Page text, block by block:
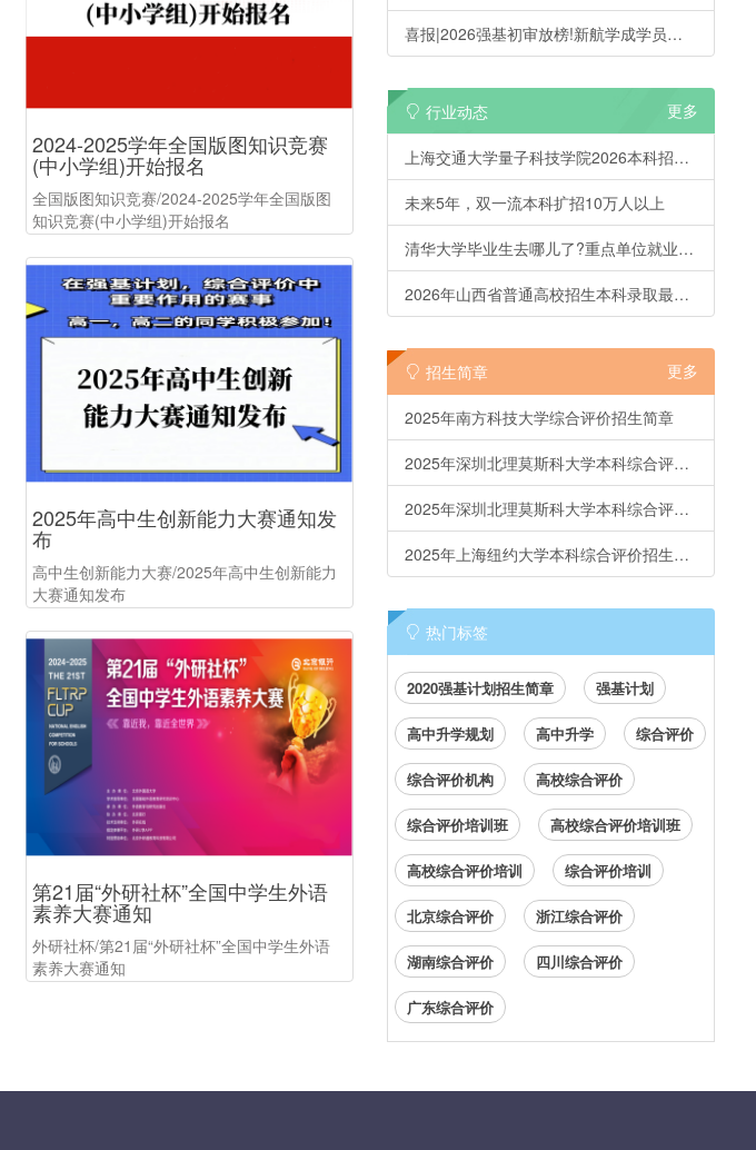
2024-2025学年全国版图知识竞赛
(中小学组)开始报名
全国版图知识竞赛/2024-2025学年全国版图
知识竞赛(中小学组)开始报名
2025年高中生创新能力大赛通知发
布
高中生创新能力大赛/2025年高中生创新能力
大赛通知发布
第21届“外研社杯”全国中学生外语
素养大赛通知
外研社杯/第21届“外研社杯”全国中学生外语
素养大赛通知
喜报|2026强基初审放榜!新航学成学员捷报频传，实力领跑!
行业动态 更多
上海交通大学量子科技学院2026本科招生启航!首届计划招收20人
未来5年，双一流本科扩招10万人以上
清华大学毕业生去哪儿了?重点单位就业率连续16年超过80%
2026年山西省普通高校招生本科录取最低控制分数线
招生简章 更多
2025年南方科技大学综合评价招生简章
2025年深圳北理莫斯科大学本科综合评价招生简章 (3+3高考省份)
2025年深圳北理莫斯科大学本科综合评价招生简章 (3+1+2省份)
2025年上海纽约大学本科综合评价招生简章
热门标签
2020强基计划招生简章 强基计划
高中升学规划 高中升学 综合评价
综合评价机构 高校综合评价
综合评价培训班 高校综合评价培训班
高校综合评价培训 综合评价培训
北京综合评价 浙江综合评价
湖南综合评价 四川综合评价
广东综合评价